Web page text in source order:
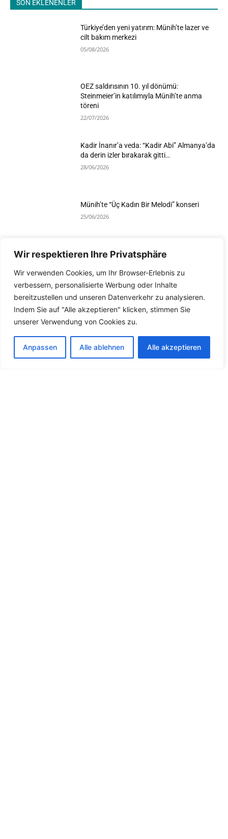
Wir respektieren Ihre Privatsphäre
Wir verwenden Cookies, um Ihr Browser-Erlebnis zu
verbessern, personalisierte Werbung oder Inhalte
bereitzustellen und unseren Datenverkehr zu analysieren.
Indem Sie auf "Alle akzeptieren" klicken, stimmen Sie
unserer Verwendung von Cookies zu.
Anpassen Alle ablehnen Alle akzeptieren
SON EKLENENLER
Türkiye’den yeni yatırım: Münih’te lazer ve
cilt bakım merkezi
05/08/2026
OEZ saldırısının 10. yıl dönümü:
Steinmeier’in katılımıyla Münih’te anma
töreni
22/07/2026
Kadir İnanır’a veda: “Kadir Abi” Almanya’da
da derin izler bırakarak gitti…
28/06/2026
Münih’te “Üç Kadın Bir Melodi” konseri
25/06/2026
Devamını Göster